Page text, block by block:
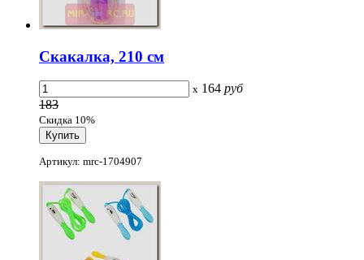
Скакалка, 210 см
x 164 руб
183
Скидка 10%
Артикул: mrc-1704907